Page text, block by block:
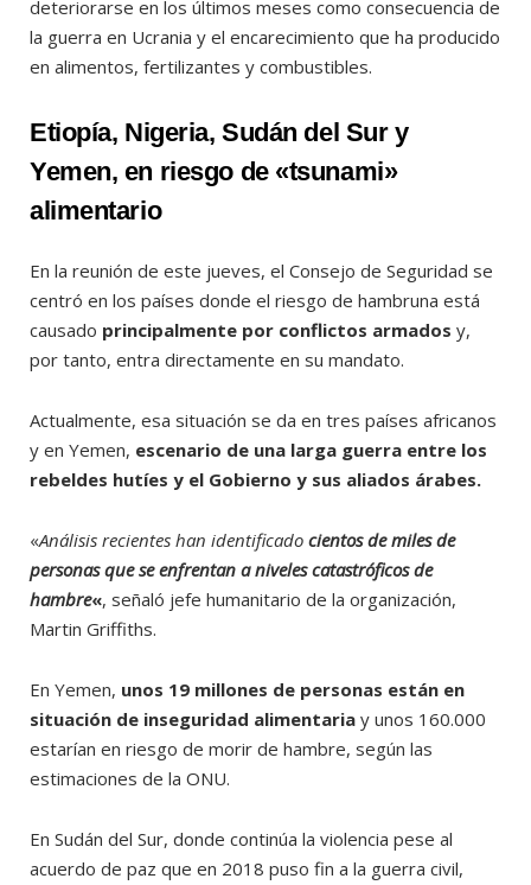
deteriorarse en los últimos meses como consecuencia de
la guerra en Ucrania y el encarecimiento que ha producido
en alimentos, fertilizantes y combustibles.
Etiopía, Nigeria, Sudán del Sur y
Yemen, en riesgo de «tsunami»
alimentario
En la reunión de este jueves, el Consejo de Seguridad se
centró en los países donde el riesgo de hambruna está
causado principalmente por conflictos armados y,
por tanto, entra directamente en su mandato.
Actualmente, esa situación se da en tres países africanos
y en Yemen, escenario de una larga guerra entre los
rebeldes hutíes y el Gobierno y sus aliados árabes.
«Análisis recientes han identificado cientos de miles de
personas que se enfrentan a niveles catastróficos de
hambre«, señaló jefe humanitario de la organización,
Martin Griffiths.
En Yemen, unos 19 millones de personas están en
situación de inseguridad alimentaria y unos 160.000
estarían en riesgo de morir de hambre, según las
estimaciones de la ONU.
En Sudán del Sur, donde continúa la violencia pese al
acuerdo de paz que en 2018 puso fin a la guerra civil,